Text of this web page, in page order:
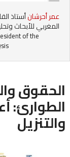
عمر أحرشانأستاذ
المغربي للأبحاث
of the
الحقوق
الطوارئ:
والتنزيل